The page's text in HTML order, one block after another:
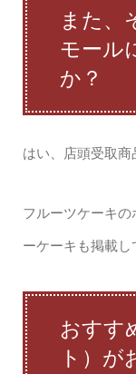
また、
モール
か？
はい、店頭受取商
フルーツケーキ
ーケーキも掲載し
おすす
ト）が